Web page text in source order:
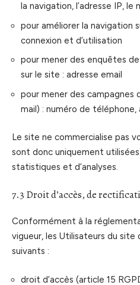
la navigation, l’adresse IP, le
pour améliorer la navigation
connexion et d’utilisation
pour mener des enquêtes
sur le site : adresse email
pour mener des campagnes
mail) : numéro de téléphone,
Le site ne commercialise pas
sont donc uniquement
statistiques et d’analyses.
7.3 Droit d’accès, de
Conformément à la
vigueur, les Utilisateurs du
suivants :
droit d’accès (article 15